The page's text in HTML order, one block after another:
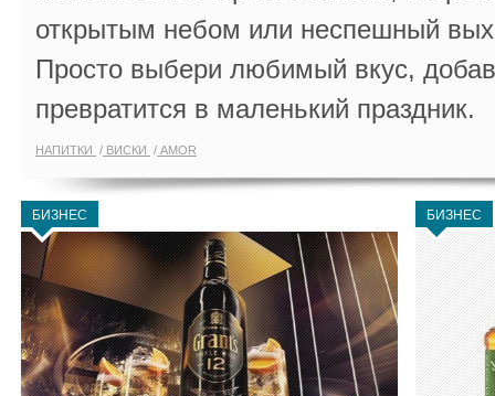
открытым небом или неспешный
Просто выбери любимый вкус,
превратится в маленький праздник.
НАПИТКИ ВИСКИ AMOR
БИЗНЕС БИЗНЕС